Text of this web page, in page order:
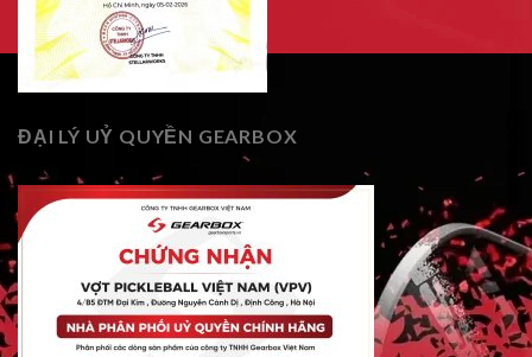
ĐẠI LÝ UỶ QUYỀN GEARBOX